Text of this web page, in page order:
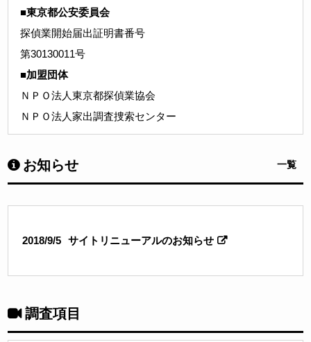
■東京都公安委員会
探偵業開始届出証明書番号
第30130011号
■加盟団体
ＮＰＯ法人東京都探偵業協会
ＮＰＯ法人家出調査捜索センター
お知らせ 一覧
2018/9/5 サイトリニューアルのお知らせ
調査項目